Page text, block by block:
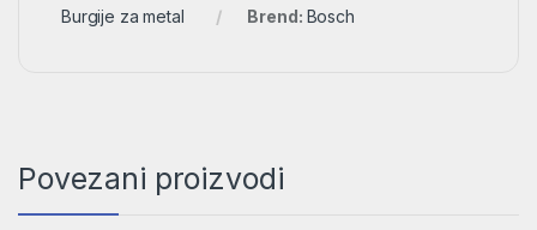
Burgije za metal
Brend: Bosch
Povezani proizvodi